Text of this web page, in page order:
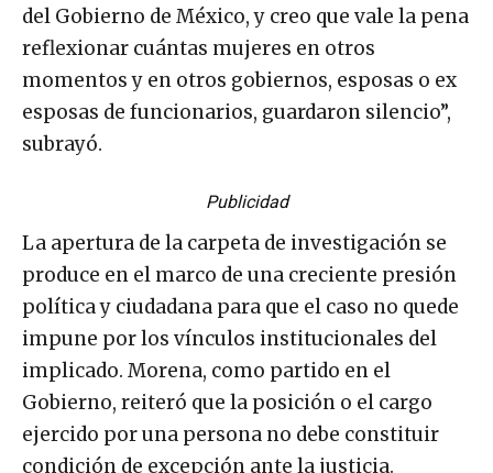
del Gobierno de México, y creo que vale la pena
reflexionar cuántas mujeres en otros
momentos y en otros gobiernos, esposas o ex
esposas de funcionarios, guardaron silencio”,
subrayó.
Publicidad
La apertura de la carpeta de investigación se
produce en el marco de una creciente presión
política y ciudadana para que el caso no quede
impune por los vínculos institucionales del
implicado. Morena, como partido en el
Gobierno, reiteró que la posición o el cargo
ejercido por una persona no debe constituir
condición de excepción ante la justicia.